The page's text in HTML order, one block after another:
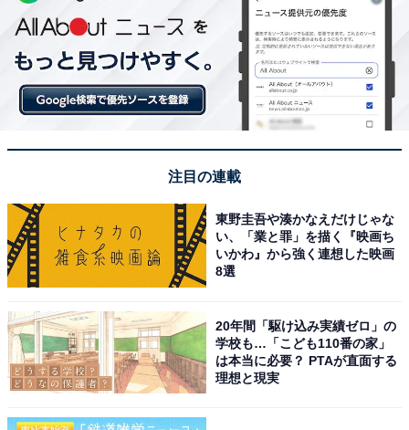
次ページ 10位までのランキング結果を見る
こちらもおすすめ
注目の連載
東野圭吾や湊かなえだけじゃな
い、「業と罪」を描く『映画ち
いかわ』から強く連想した映画
8選
20年間「駆け込み実績ゼロ」の
学校も…「こども110番の家」
は本当に必要？ PTAが直面する
理想と現実